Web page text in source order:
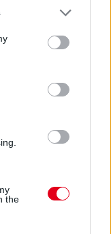
or more Google
You may click to
party tags to
in below Google
the
nagydíjat
Bull csapata –
történt
váltót az 1-es
került sor az